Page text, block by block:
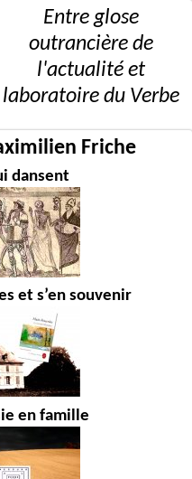
Entre glose
outrancière de
l'actualité et
laboratoire du Verbe
Friche
dansent
et s’en souvenir
en famille